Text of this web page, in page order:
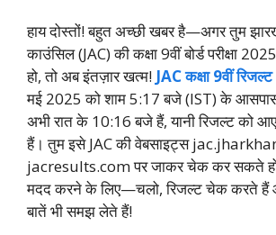
हाय दोस्तों! बहुत अच्छी खबर है—अगर तुम
काउंसिल (JAC) की कक्षा 9वीं बोर्ड परीक्षा
हो, तो अब इंतज़ार खत्म! JAC कक्षा 9वीं
मई 2025 को शाम 5:17 बजे (IST) के आसपास
अभी रात के 10:16 बजे हैं, यानी रिजल्ट को
हैं। तुम इसे JAC की वेबसाइट्स
jacresults.com पर जाकर चेक कर सकते हो।
मदद करने के लिए—चलो, रिजल्ट चेक करते हैं
बातें भी समझ लेते हैं!